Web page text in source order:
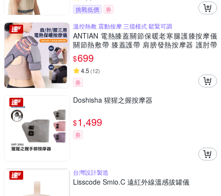
挑戰低價
券
溫控熱敷 震動按摩 三擋模式 鬆緊可調
ANTIAN 電熱膝蓋關節保暖老寒腿護膝按摩儀
關節熱敷帶 膝蓋護帶 肩膀發熱按摩器 護肘帶
（交換禮物）
$699
4.5 (12)
券
Doshisha 猩猩之握按摩器
$1,499
券
台灣設計製造
Lisscode Smio.C 遠紅外線溫感拔罐儀